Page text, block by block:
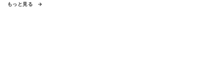
もっと見る